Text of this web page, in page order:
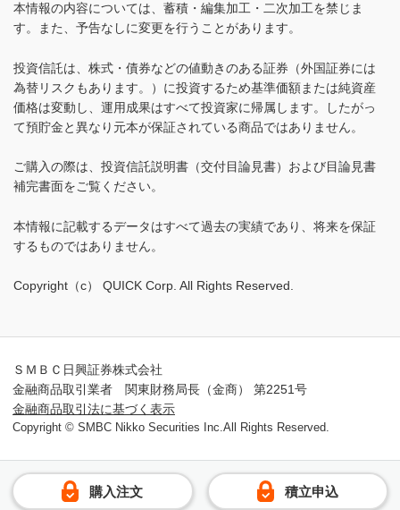
購入注文 積立申込
本情報の内容については、蓄積・編集加工・二次加工を禁じま
す。また、予告なしに変更を行うことがあります。
投資信託は、株式・債券などの値動きのある証券（外国証券には
為替リスクもあります。）に投資するため基準価額または純資産
価格は変動し、運用成果はすべて投資家に帰属します。したがっ
て預貯金と異なり元本が保証されている商品ではありません。
ご購入の際は、投資信託説明書（交付目論見書）および目論見書
補完書面をご覧ください。
本情報に記載するデータはすべて過去の実績であり、将来を保証
するものではありません。
Copyright（c） QUICK Corp. All Rights Reserved.
ＳＭＢＣ日興証券株式会社
金融商品取引業者 関東財務局長（金商） 第2251号
金融商品取引法に基づく表示
Copyright © SMBC Nikko Securities Inc.All Rights Reserved.